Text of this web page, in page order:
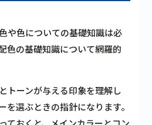
や色についての基礎知識は必
色の基礎知識について網羅的
トーンが与える印象を理解し
を選ぶときの指針になります。